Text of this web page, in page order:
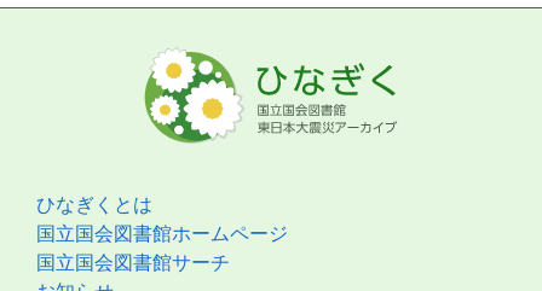
ひなぎくとは
国立国会図書館ホームページ
国立国会図書館サーチ